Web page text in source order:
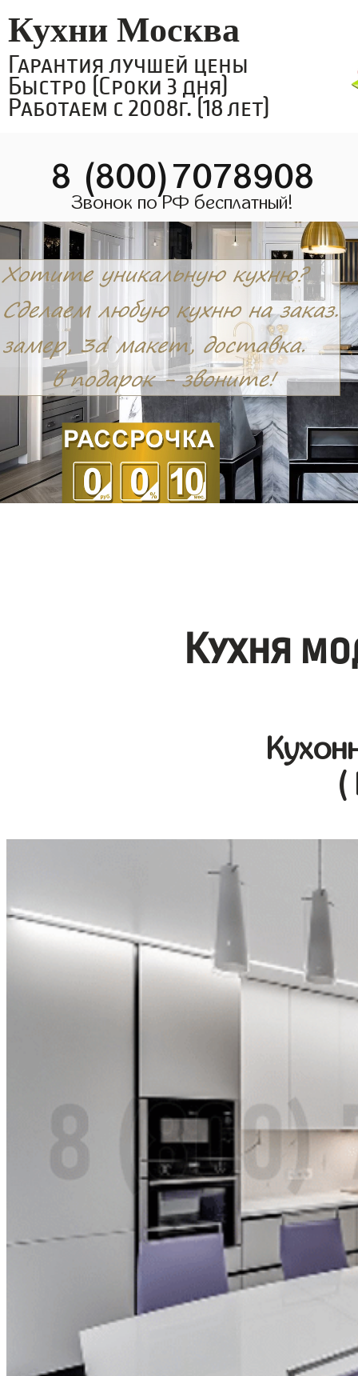
Кухни Москва
Гарантия лучшей цены
Быстро (Сроки 3 дня)
Работаем с 2008г. (18 лет)
8 (800)7078908
Звонок по РФ бесплатный!
Кухня
(